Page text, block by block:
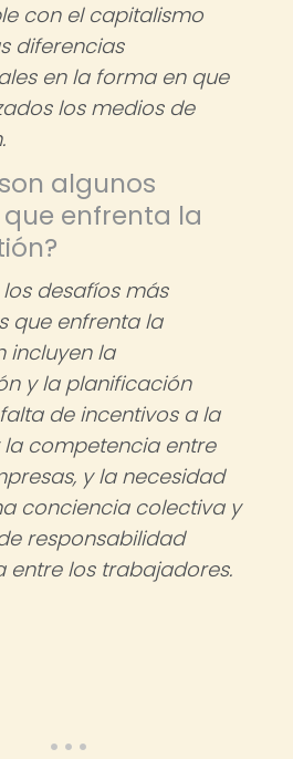
con el capitalismo
diferencias
en la forma en que
los medios de
algunos
enfrenta la
desafíos más
que enfrenta la
incluyen la
y la planificación
de incentivos a la
la competencia entre
y la necesidad
conciencia colectiva y
responsabilidad
entre los trabajadores.